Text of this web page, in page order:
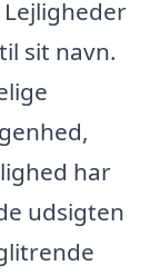
sit navn.
har
udsigten